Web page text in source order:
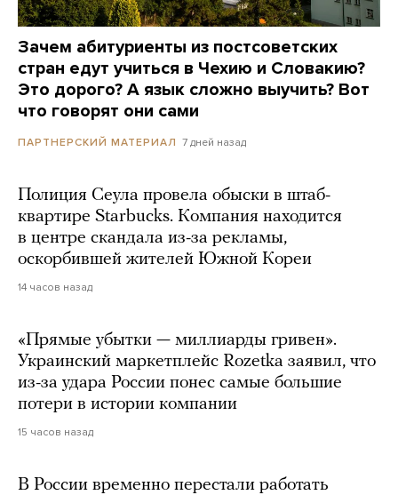
Зачем абитуриенты из постсоветских
стран едут учиться в Чехию и Словакию?
Это дорого? А язык сложно выучить? Вот
что говорят они сами
ПАРТНЕРСКИЙ МАТЕРИАЛ 7 дней назад
Полиция Сеула провела обыски в штаб-
квартире Starbucks. Компания находится
в центре скандала из-за рекламы,
оскорбившей жителей Южной Кореи
14 часов назад
«Прямые убытки — миллиарды гривен».
Украинский маркетплейс Rozetka заявил, что
из-за удара России понес самые большие
потери в истории компании
15 часов назад
В России временно перестали работать